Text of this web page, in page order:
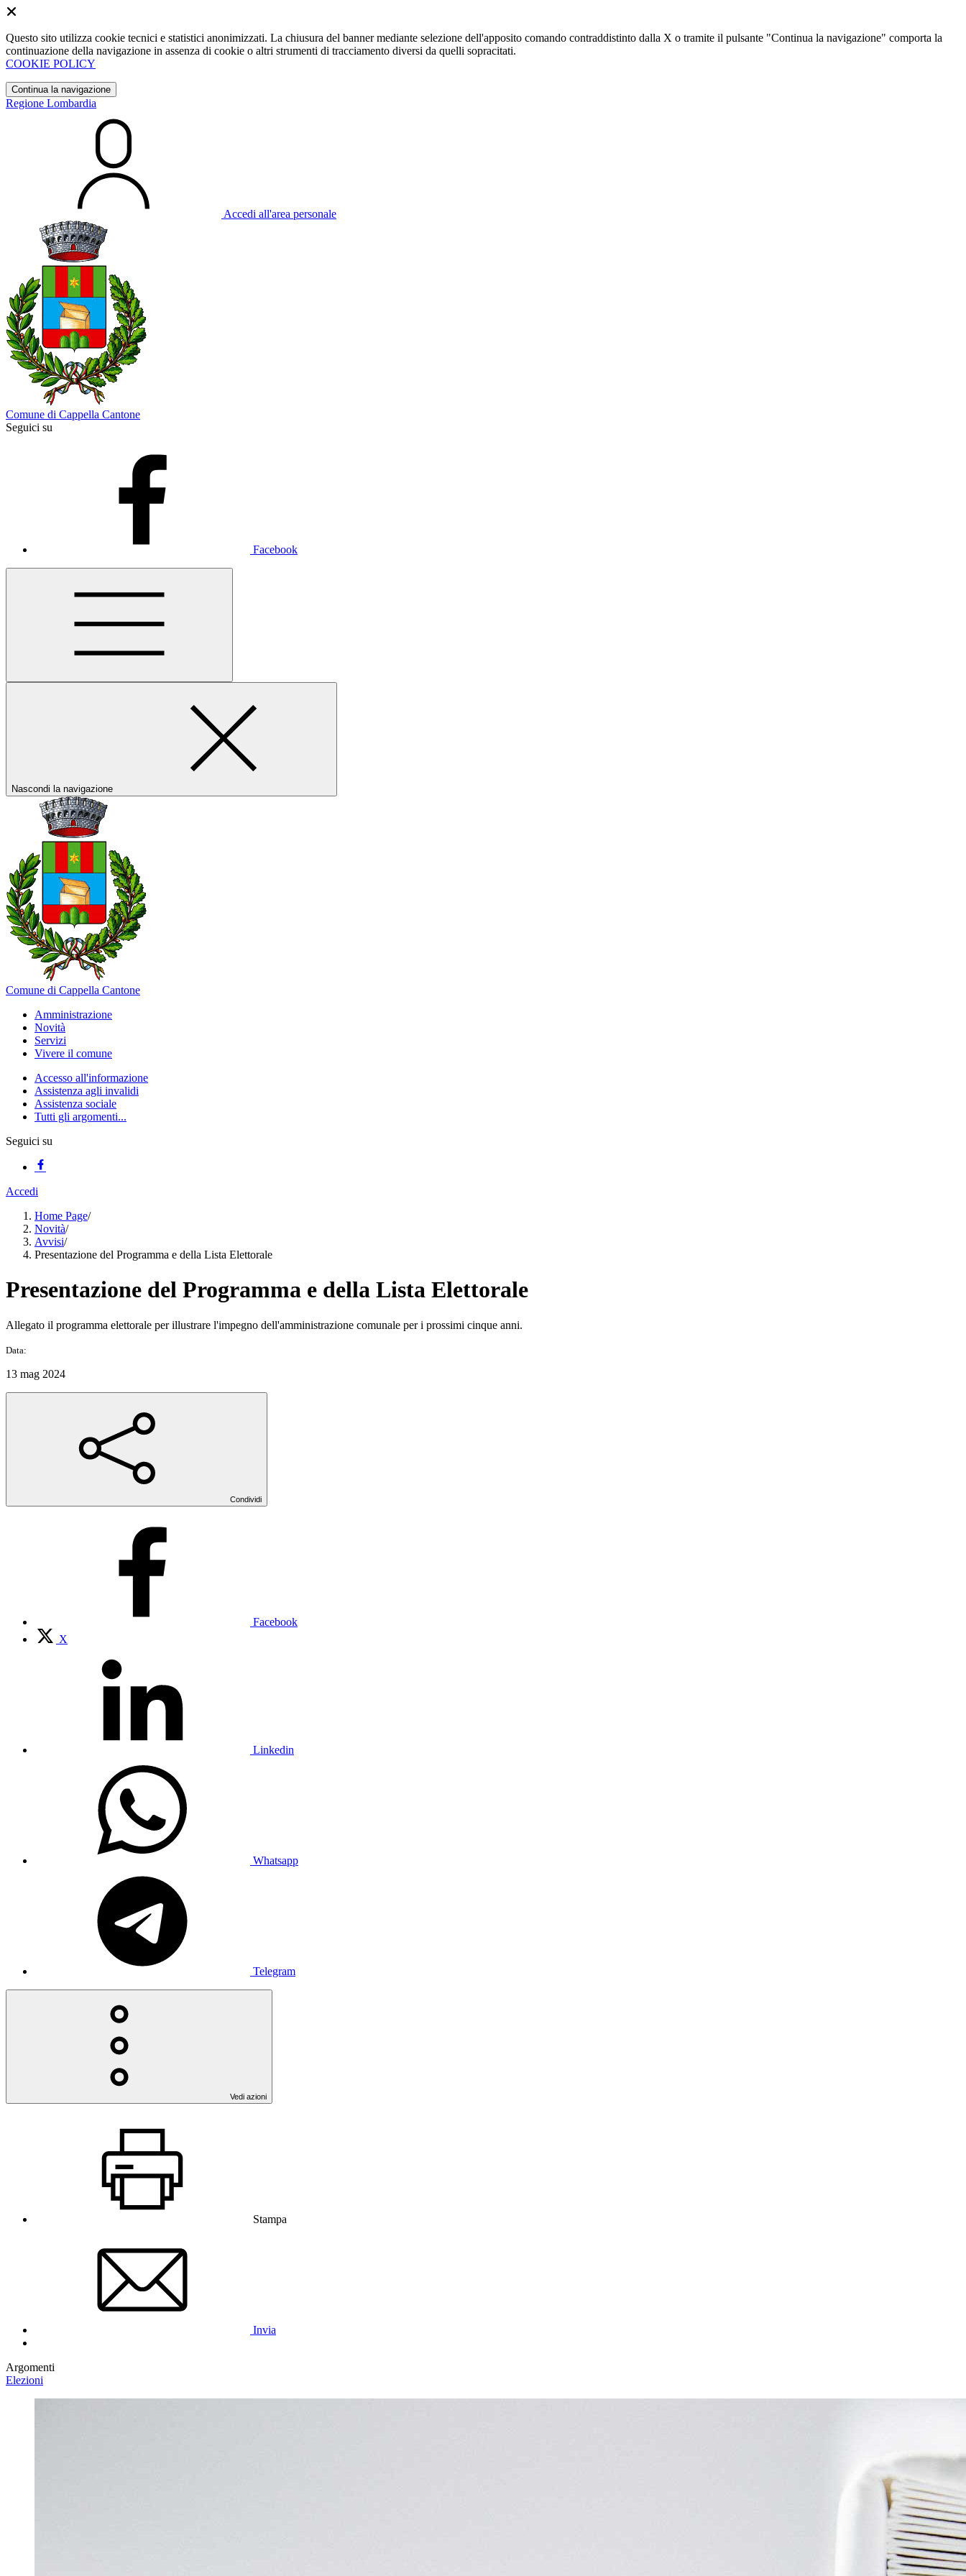
Questo sito utilizza cookie tecnici e statistici anonimizzati. La chiusura del banner mediante selezione dell'apposito comando contraddistinto dalla X o tramite il pulsante "Continua la navigazione" comporta la
continuazione della navigazione in assenza di cookie o altri strumenti di tracciamento diversi da quelli sopracitati.
COOKIE POLICY
Continua la navigazione
Regione Lombardia
Accedi all'area personale
Comune di Cappella Cantone
Seguici su
Facebook
Nascondi la navigazione
Comune di Cappella Cantone
Amministrazione
Novità
Servizi
Vivere il comune
Accesso all'informazione
Assistenza agli invalidi
Assistenza sociale
Tutti gli argomenti...
Seguici su
Accedi
Home Page/
Novità/
Avvisi/
Presentazione del Programma e della Lista Elettorale
Presentazione del Programma e della Lista Elettorale
Allegato il programma elettorale per illustrare l'impegno dell'amministrazione comunale per i prossimi cinque anni.
Data:
13 mag 2024
Condividi
Facebook
X
Linkedin
Whatsapp
Telegram
Vedi azioni
Stampa
Invia
Argomenti
Elezioni